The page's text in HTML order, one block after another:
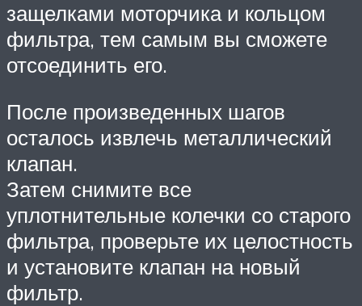
защелками моторчика и кольцом
фильтра, тем самым вы сможете
отсоединить его.
После произведенных шагов
осталось извлечь металлический
клапан.
Затем снимите все
уплотнительные колечки со старого
фильтра, проверьте их целостность
и установите клапан на новый
фильтр.